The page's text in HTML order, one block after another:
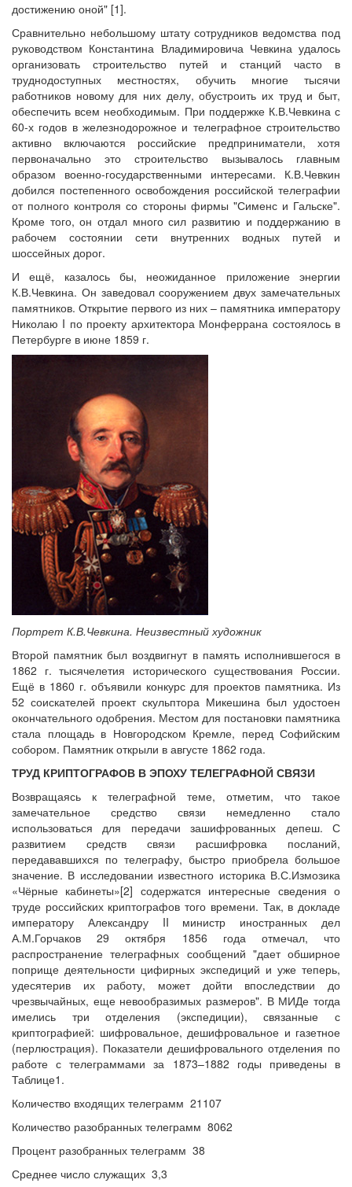
достижению оной" [1].
Сравнительно небольшому штату сотрудников ведомства под
руководством Константина Владимировича Чевкина удалось
организовать строительство путей и станций часто в
труднодоступных местностях, обучить многие тысячи
работников новому для них делу, обустроить их труд и быт,
обеспечить всем необходимым. При поддержке К.В.Чевкина с
60-х годов в железнодорожное и телеграфное строительство
активно включаются российские предприниматели, хотя
первоначально это строительство вызывалось главным
образом военно-государственными интересами. К.В.Чевкин
добился постепенного освобождения российской телеграфии
от полного контроля со стороны фирмы "Сименс и Гальске".
Кроме того, он отдал много сил развитию и поддержанию в
рабочем состоянии сети внутренних водных путей и
шоссейных дорог.
И ещё, казалось бы, неожиданное приложение энергии
К.В.Чевкина. Он заведовал сооружением двух замечательных
памятников. Открытие первого из них – памятника императору
Николаю I по проекту архитектора Монферрана состоялось в
Петербурге в июне 1859 г.
Портрет К.В.Чевкина. Неизвестный художник
Второй памятник был воздвигнут в память исполнившегося в
1862 г. тысячелетия исторического существования России.
Ещё в 1860 г. объявили конкурс для проектов памятника. Из
52 соискателей проект скульптора Микешина был удостоен
окончательного одобрения. Местом для постановки памятника
стала площадь в Новгородском Кремле, перед Софийским
собором. Памятник открыли в августе 1862 года.
ТРУД КРИПТОГРАФОВ В ЭПОХУ ТЕЛЕГРАФНОЙ СВЯЗИ
Возвращаясь к телеграфной теме, отметим, что такое
замечательное средство связи немедленно стало
использоваться для передачи зашифрованных депеш. С
развитием средств связи расшифровка посланий,
передававшихся по телеграфу, быстро приобрела большое
значение. В исследовании известного историка В.С.Измозика
«Чёрные кабинеты»[2] содержатся интересные сведения о
труде российских криптографов того времени. Так, в докладе
императору Александру II министр иностранных дел
А.М.Горчаков 29 октября 1856 года отмечал, что
распространение телеграфных сообщений "дает обширное
поприще деятельности цифирных экспедиций и уже теперь,
удесятерив их работу, может дойти впоследствии до
чрезвычайных, еще невообразимых размеров". В МИДе тогда
имелись три отделения (экспедиции), связанные с
криптографией: шифровальное, дешифровальное и газетное
(перлюстрация). Показатели дешифровального отделения по
работе с телеграммами за 1873–1882 годы приведены в
Таблице1.
Количество входящих телеграмм 21107
Количество разобранных телеграмм 8062
Процент разобранных телеграмм 38
Среднее число служащих 3,3